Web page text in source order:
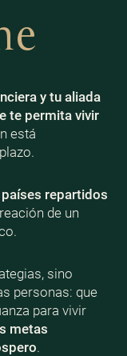
y tu aliada
te permita vivir
está
repartidos
de un
sino
personas: que
para vivir
metas
.